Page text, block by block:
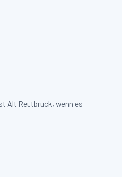
Alt Reutbruck, wenn es